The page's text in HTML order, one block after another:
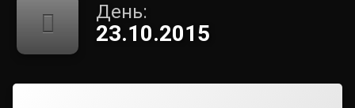
День:
23.10.2015